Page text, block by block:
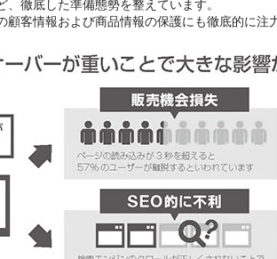
徹底した準備態勢を整えています。
顧客情報および商品情報の保護にも徹底的に注